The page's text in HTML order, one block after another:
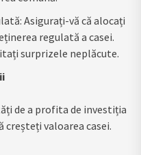
Asigurați-vă că alocați
regulată a casei.
surprizele neplăcute.
de a profita de investiția
valoarea casei.